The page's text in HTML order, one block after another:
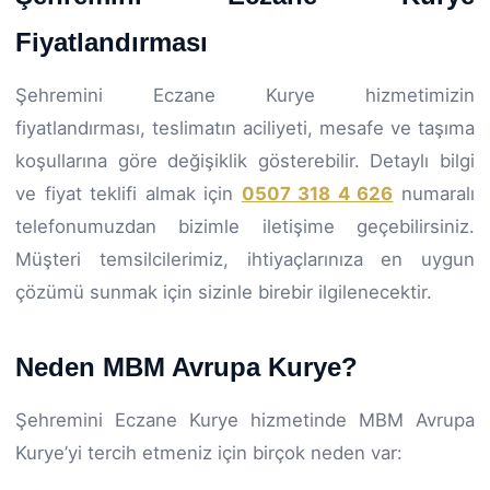
Fiyatlandırması
Şehremini Eczane Kurye hizmetimizin
fiyatlandırması, teslimatın aciliyeti, mesafe ve taşıma
koşullarına göre değişiklik gösterebilir. Detaylı bilgi
ve fiyat teklifi almak için 0507 318 4 626 numaralı
telefonumuzdan bizimle iletişime geçebilirsiniz.
Müşteri temsilcilerimiz, ihtiyaçlarınıza en uygun
çözümü sunmak için sizinle birebir ilgilenecektir.
Neden MBM Avrupa Kurye?
Şehremini Eczane Kurye hizmetinde MBM Avrupa
Kurye’yi tercih etmeniz için birçok neden var: